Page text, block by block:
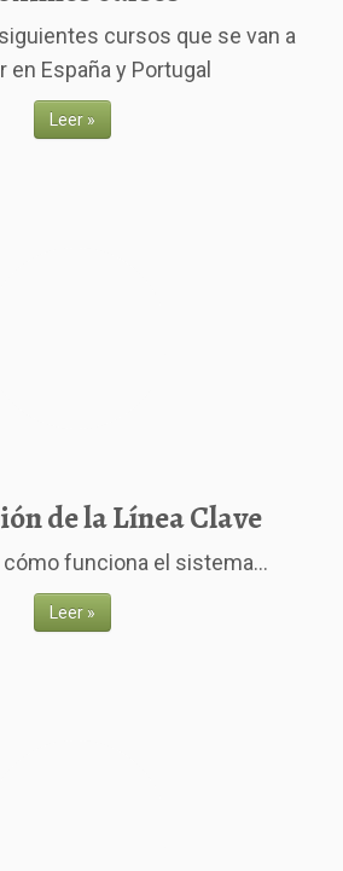
cursos que se van a
en España y Portugal
Leer »
de la Línea Clave
funciona el sistema...
Leer »